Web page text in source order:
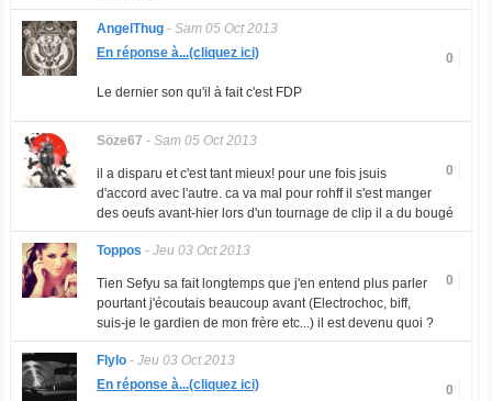
AngelThug- Sam 05 Oct 2013
0
En réponse à...(cliquez ici)
Le dernier son qu'il à fait c'est FDP
Söze67 - Sam 05 Oct 2013
0
il a disparu et c'est tant mieux! pour une fois jsuis
d'accord avec l'autre. ca va mal pour rohff il s'est manger
des oeufs avant-hier lors d'un tournage de clip il a du bougé
Toppos - Jeu 03 Oct 2013
0
Tien Sefyu sa fait longtemps que j'en entend plus parler
pourtant j'écoutais beaucoup avant (Electrochoc, biff,
suis-je le gardien de mon frère etc...) il est devenu quoi ?
Flylo- Jeu 03 Oct 2013
0
En réponse à...(cliquez ici)